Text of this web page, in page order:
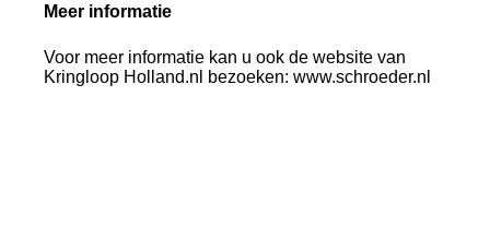
Meer informatie
Voor meer informatie kan u ook de website van
Kringloop Holland.nl bezoeken: www.schroeder.nl